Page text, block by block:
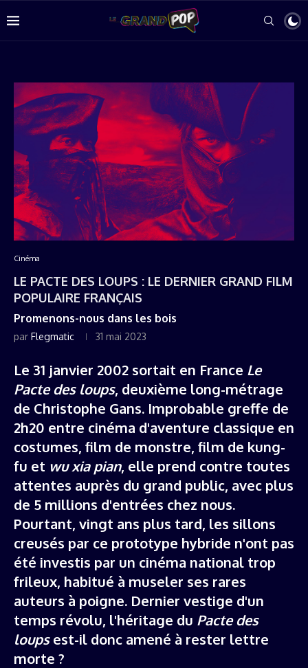
Cinéma
LE PACTE DES LOUPS : LE DERNIER GRAND FILM
POPULAIRE FRANÇAIS
Promenons-nous dans les bois
par Flegmatic 31 mai 2023
Le 31 janvier 2002 sortait en France Le
Pacte des loups, deuxième long-métrage
de Christophe Gans. Improbable greffe de
2h20 entre cinéma d'aventure classique en
costumes, film de monstre, film de kung-
fu et wu xia pian, elle prend contre toutes
attentes auprès du grand public, avec plus
de 5 millions d'entrées chez nous.
Pourtant, vingt ans plus tard, les sillons
creusés par ce prototype hybride n'ont pas
été investis par un cinéma national trop
frileux, habitué à museler ses rares
auteurs à poigne. Dernier vestige d'un
temps révolu, l'héritage du Pacte des
loupsest-il donc amené à rester lettre
morte ?